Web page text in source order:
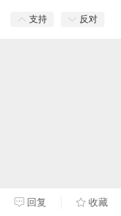
支持 反对
回复 收藏